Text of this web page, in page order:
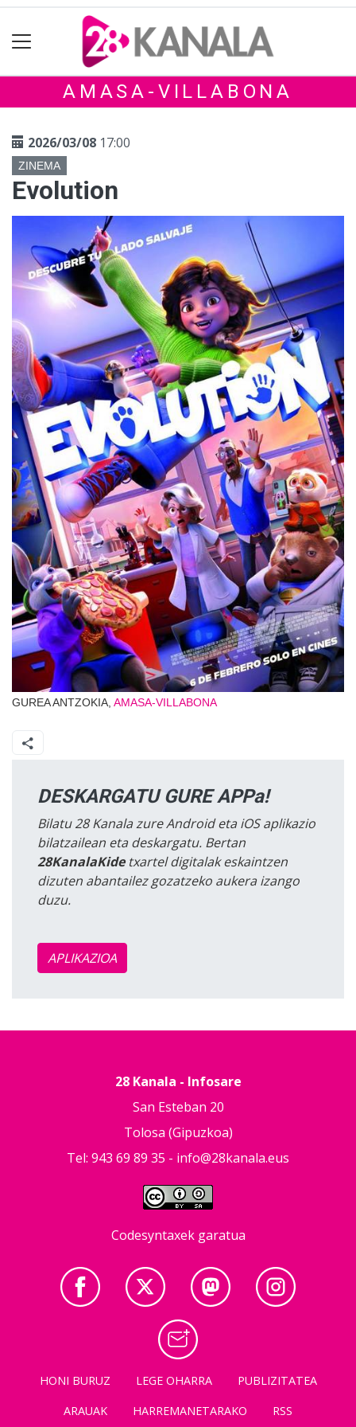
AMASA-VILLABONA
2026/03/08 17:00
ZINEMA
Evolution
GUREA ANTZOKIA, AMASA-VILLABONA
DESKARGATU GURE APPa!
Bilatu 28 Kanala zure Android eta iOS aplikazio
bilatzailean eta deskargatu. Bertan
28KanalaKidetxartel digitalak eskaintzen
dizuten abantailez gozatzeko aukera izango
duzu.
APLIKAZIOA
28 Kanala - Infosare
San Esteban 20
Tolosa (Gipuzkoa)
Tel: 943 69 89 35 - info@28kanala.eus
Codesyntaxek garatua
HONI BURUZ LEGE OHARRA
PUBLIZITATEA
ARAUAK
HARREMANETARAKO RSS